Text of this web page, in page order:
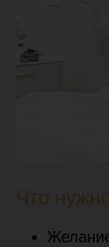
Что